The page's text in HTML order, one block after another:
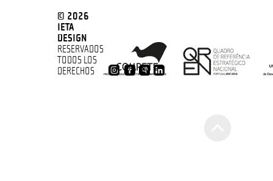
© 2026
IETA
DESIGN
RESERVADOS
TODOS LOS
DERECHOS